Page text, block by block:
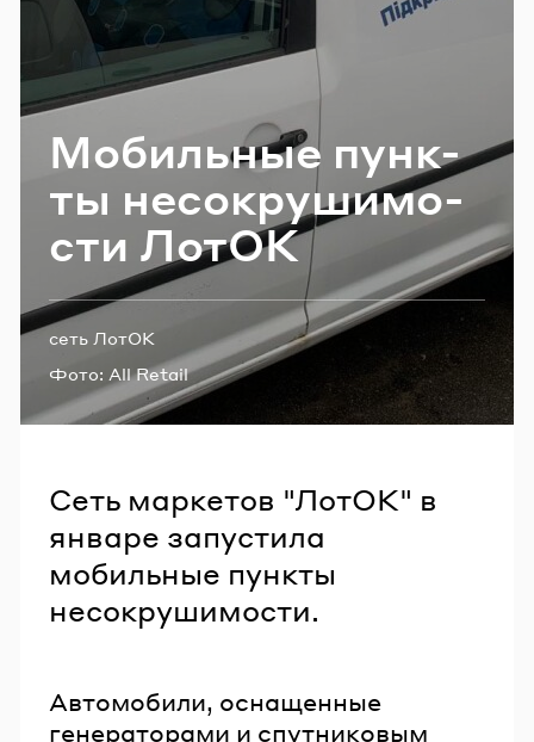
Мо­биль­ные пунк­
ты несо­кру­ши­мо­
сти ЛотОК
Теги:
сеть ЛотОК
Фото: All Retail
Сеть маркетов "ЛотОК" в
январе запустила
мобильные пункты
несокрушимости.
Автомобили, оснащенные
генераторами и спутниковым
Email
Пароль
Забыли пароль?
ВОЙТИ